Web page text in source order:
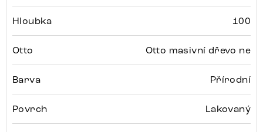
Hloubka 100
Otto Otto masivní dřevo ne
Barva Přírodní
Povrch Lakovaný